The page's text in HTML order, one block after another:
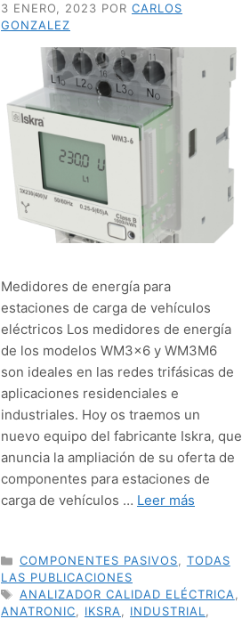
3 ENERO, 2023 POR CARLOS
GONZALEZ
Medidores de energía para
estaciones de carga de vehículos
eléctricos Los medidores de energía
de los modelos WM3x6 y WM3M6
son ideales en las redes trifásicas de
aplicaciones residenciales e
industriales. Hoy os traemos un
nuevo equipo del fabricante Iskra, que
anuncia la ampliación de su oferta de
componentes para estaciones de
carga de vehículos … Leer más
CATEGORÍAS
COMPONENTES PASIVOS
TODAS
LAS PUBLICACIONES
ETIQUETAS
ANALIZADOR CALIDAD ELÉCTRICA
ANATRONIC
IKSRA INDUSTRIAL